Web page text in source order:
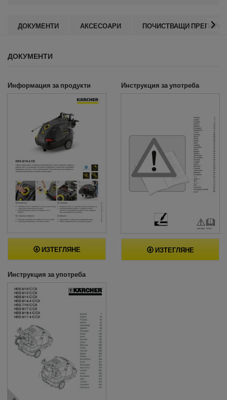
ДОКУМЕНТИ АКСЕСОАРИ ПОЧИСТВАЩИ
ДОКУМЕНТИ
Информация за продукти
ИЗТЕГЛЯНЕ
Инструкция за употреба
ИЗТЕГЛЯНЕ
Инструкция за употреба